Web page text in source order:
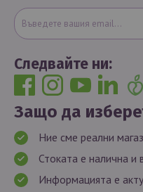
Следвайте ни:
Защо да
Ние сме реални
Стоката е налична и
Информацията е